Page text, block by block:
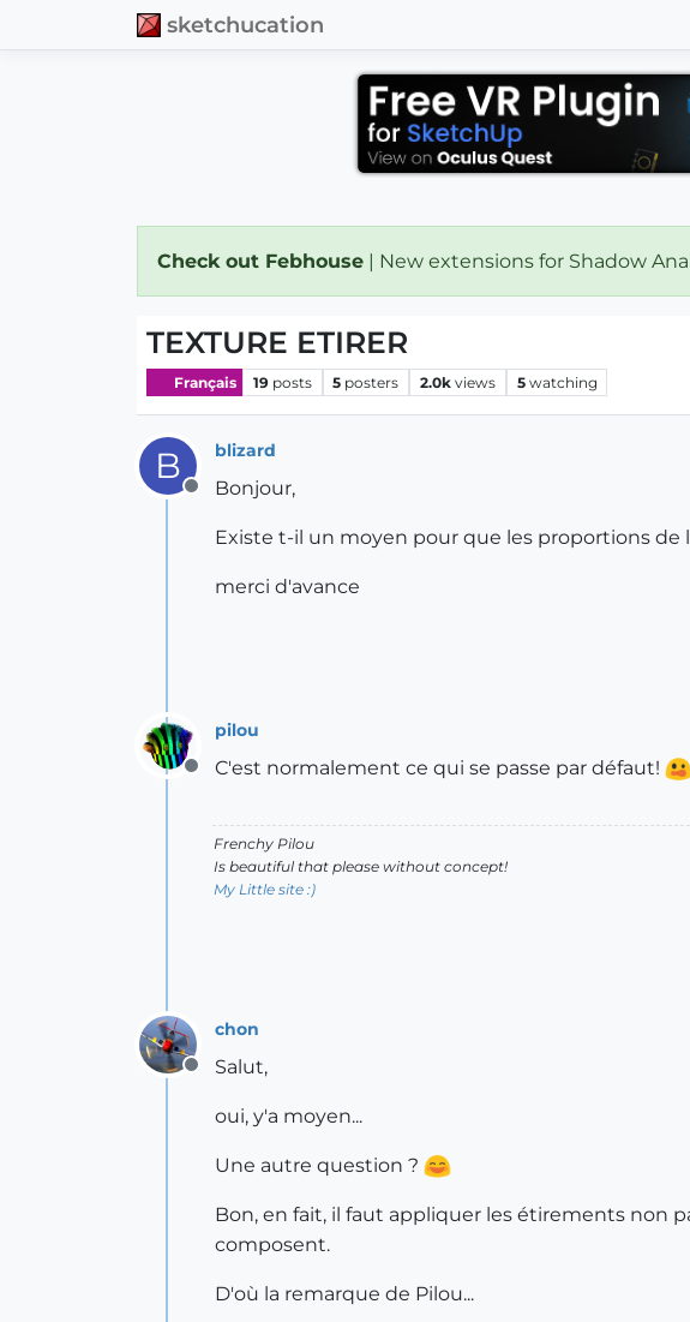
sketchucation
Check out Febhouse | New extensions for Shadow
TEXTURE ETIRER
Français 19 posts 5 posters 2.0k views 5 watching
B
Offline
blizard
Bonjour,
Existe t-il un moyen pour que les proportions
merci d'avance
Offline
pilou
C'est normalement ce qui se passe par défaut!
Frenchy Pilou
Is beautiful that please without concept!
My Little site :)
Offline
chon
Salut,
oui, y'a moyen...
Une autre question ?
Bon, en fait, il faut appliquer les étirements non
composent.
D'où la remarque de Pilou...